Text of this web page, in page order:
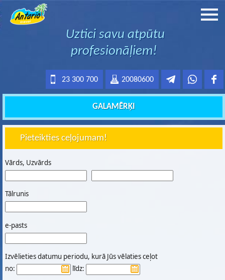
Uztici savu atpūtu
profesionāļiem!
20080600
23 300 700
GALAMĒRĶI
Pieteikties ceļojumam!
Vārds, Uzvārds
Tālrunis
e-pasts
Izvēlieties datumu periodu, kurā Jūs vēlaties ceļot
no:
līdz: